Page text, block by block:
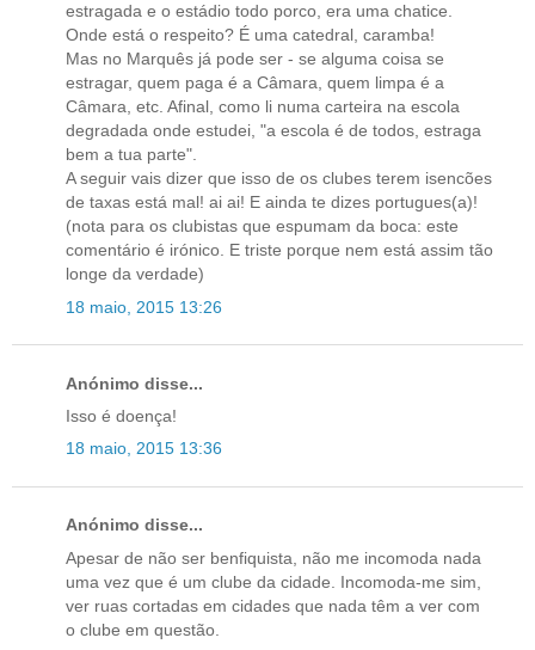
estragada e o estádio todo porco, era uma chatice.
Onde está o respeito? É uma catedral, caramba!
Mas no Marquês já pode ser - se alguma coisa se
estragar, quem paga é a Câmara, quem limpa é a
Câmara, etc. Afinal, como li numa carteira na escola
degradada onde estudei, "a escola é de todos, estraga
bem a tua parte".
A seguir vais dizer que isso de os clubes terem isencões
de taxas está mal! ai ai! E ainda te dizes portugues(a)!
(nota para os clubistas que espumam da boca: este
comentário é irónico. E triste porque nem está assim tão
longe da verdade)
18 maio, 2015 13:26
Anónimo disse...
Isso é doença!
18 maio, 2015 13:36
Anónimo disse...
Apesar de não ser benfiquista, não me incomoda nada
uma vez que é um clube da cidade. Incomoda-me sim,
ver ruas cortadas em cidades que nada têm a ver com
o clube em questão.